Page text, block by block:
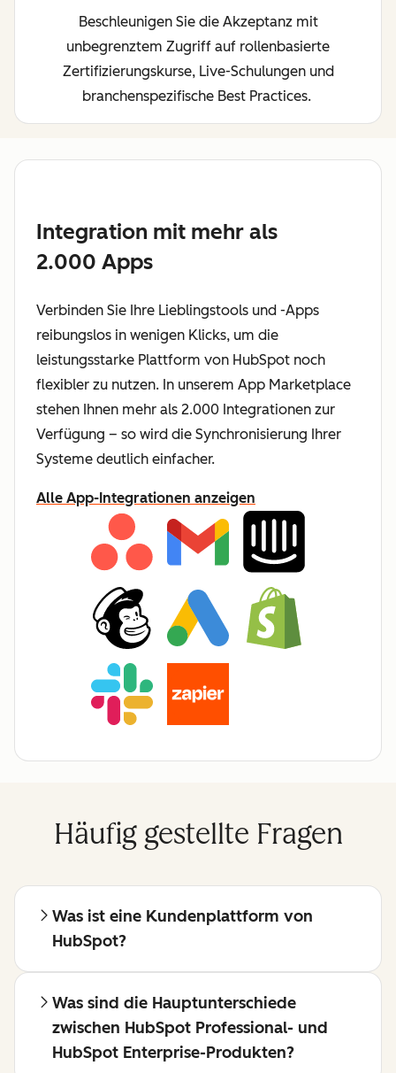
Beschleunigen Sie die Akzeptanz mit
unbegrenztem Zugriff auf rollenbasierte
Zertifizierungskurse, Live-Schulungen und
branchenspezifische Best Practices.
Integration mit mehr als
2.000 Apps
Verbinden Sie Ihre Lieblingstools und -Apps
reibungslos in wenigen Klicks, um die
leistungsstarke Plattform von HubSpot noch
flexibler zu nutzen. In unserem App Marketplace
stehen Ihnen mehr als 2.000 Integrationen zur
Verfügung – so wird die Synchronisierung Ihrer
Systeme deutlich einfacher.
Alle App-Integrationen anzeigen
Häufig gestellte Fragen
Was ist eine Kundenplattform von
HubSpot?
Was sind die Hauptunterschiede
zwischen HubSpot Professional- und
HubSpot Enterprise-Produkten?